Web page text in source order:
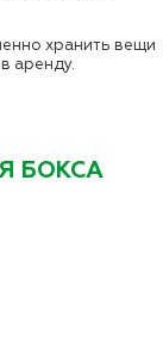
хранить вещи
аренду.
БОКСА